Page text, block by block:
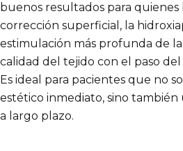
buenos resultados para
corrección superficial, la
estimulación más profunda de
calidad del tejido con el paso
Es ideal para pacientes que no
estético inmediato, sino
a largo plazo.